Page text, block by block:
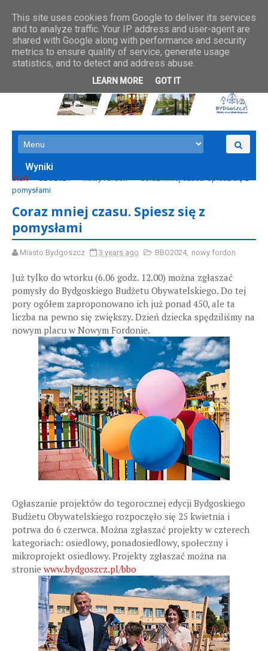
Wyniki
Start BBO2024 nowy fordon
Coraz mniej czasu. Spiesz się z
pomysłami
Coraz mniej czasu. Spiesz się z
pomysłami
Miasto Bydgoszcz 3 years ago BBO2024, nowy fordon
Już tylko do wtorku (6.06 godz. 12.00) można zgłaszać
pomysły do Bydgoskiego Budżetu Obywatelskiego. Do tej
pory ogółem zaproponowano ich już ponad 450, ale ta
liczba na pewno się zwiększy. Dzień dziecka spędziliśmy na
nowym placu w Nowym Fordonie.
Ogłaszanie projektów do tegorocznej edycji Bydgoskiego
Budżetu Obywatelskiego rozpoczęło się 25 kwietnia i
potrwa do 6 czerwca. Można zgłaszać projekty w czterech
kategoriach: osiedlowy, ponadosiedlowy, społeczny i
mikroprojekt osiedlowy. Projekty zgłaszać można na
stronie www.bydgoszcz.pl/bbo
This site uses cookies from Google to deliver its services
and to analyze traffic. Your IP address and user-agent are
shared with Google along with performance and security
metrics to ensure quality of service, generate usage
statistics, and to detect and address abuse.
LEARN MORE GOT IT